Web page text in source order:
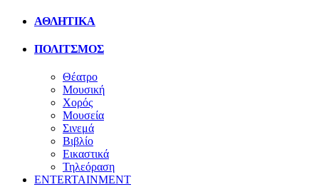
ΑΘΛΗΤΙΚΑ
ΠΟΛΙΤΣΜΟΣ
Θέατρο
Μουσική
Χορός
Μουσεία
Σινεμά
Βιβλίο
Εικαστικά
Τηλεόραση
ENTERTAINMENT